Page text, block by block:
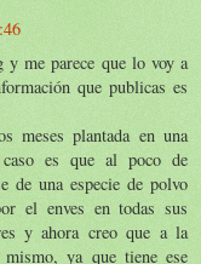
y me parece que lo voy a
que publicas es
meses plantada en una
es que al poco de
de una especie de polvo
el enves en todas sus
y ahora creo que a la
ya que tiene ese